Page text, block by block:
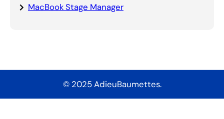
MacBook Stage Manager
© 2025 AdieuBaumettes.